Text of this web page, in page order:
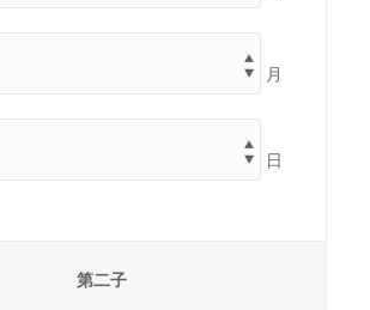
月
日
第二子